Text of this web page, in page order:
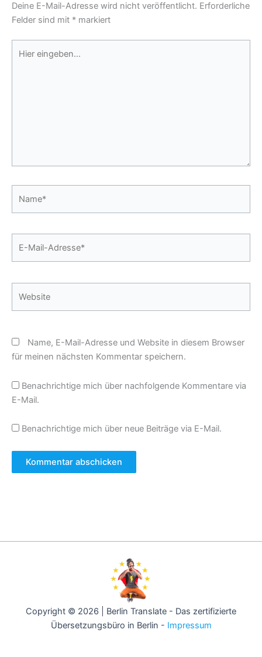
Deine E-Mail-Adresse wird nicht veröffentlicht. Erforderliche
Felder sind mit * markiert
eingeben…
Name, E-Mail-Adresse und Website in diesem Browser
für meinen nächsten Kommentar speichern.
Benachrichtige mich über nachfolgende Kommentare via
E-Mail.
Benachrichtige mich über neue Beiträge via E-Mail.
Copyright © 2026 | Berlin Translate - Das zertifizierte
Übersetzungsbüro in Berlin - Impressum